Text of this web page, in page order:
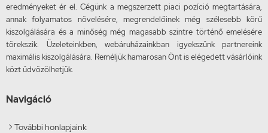
eredményeket ér el. Cégünk a megszerzett piaci pozíció megtartására,
annak folyamatos növelésére, megrendelőinek még szélesebb körű
kiszolgálására és a minőség még magasabb szintre történő emelésére
törekszik. Üzeleteinkben, webáruházainkban igyekszünk partnereink
maximális kiszolgálására. Reméljük hamarosan Önt is elégedett vásárlóink
közt üdvözölhetjük.
Navigáció
 További honlapjaink